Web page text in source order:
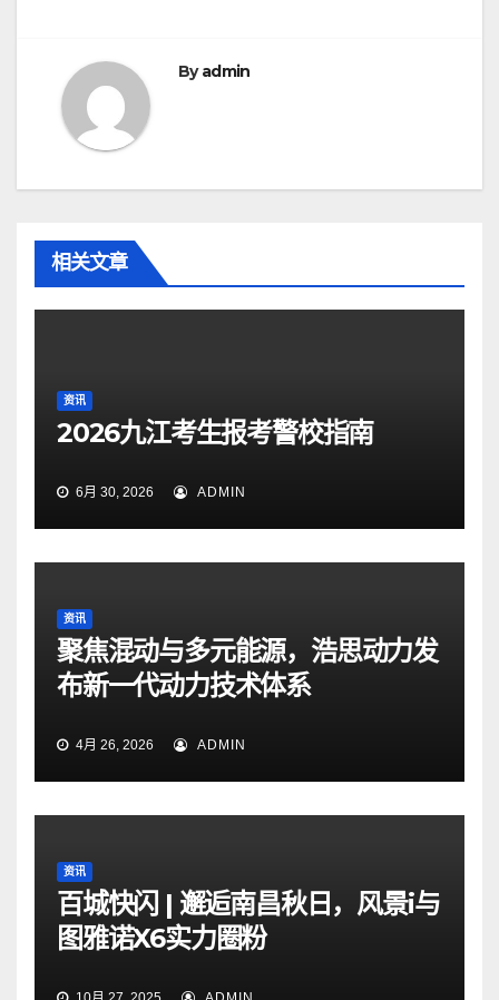
Byadmin
相关文章
资讯
2026九江考生报考警校指南
6月 30, 2026 ADMIN
资讯
聚焦混动与多元能源，浩思动力发
布新一代动力技术体系
4月 26, 2026 ADMIN
资讯
百城快闪 | 邂逅南昌秋日，风景i与
图雅诺X6实力圈粉